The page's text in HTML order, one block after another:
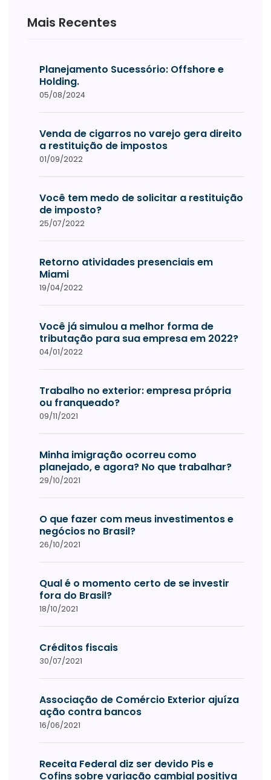
Mais Recentes
Planejamento Sucessório: Offshore e
Holding.
05/08/2024
Venda de cigarros no varejo gera direito
a restituição de impostos
01/09/2022
Você tem medo de solicitar a restituição
de imposto?
25/07/2022
Retorno atividades presenciais em
Miami
19/04/2022
Você já simulou a melhor forma de
tributação para sua empresa em 2022?
04/01/2022
Trabalho no exterior: empresa própria
ou franqueado?
09/11/2021
Minha imigração ocorreu como
planejado, e agora? No que trabalhar?
29/10/2021
O que fazer com meus investimentos e
negócios no Brasil?
26/10/2021
Qual é o momento certo de se investir
fora do Brasil?
18/10/2021
Créditos fiscais
30/07/2021
Associação de Comércio Exterior ajuíza
ação contra bancos
16/06/2021
Receita Federal diz ser devido Pis e
Cofins sobre variação cambial positiva